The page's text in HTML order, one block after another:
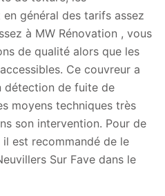
général des tarifs assez
à MW Rénovation , vous
de qualité alors que les
Ce couvreur a
détection de fuite de
moyens techniques très
son intervention. Pour de
est recommandé de le
Sur Fave dans le